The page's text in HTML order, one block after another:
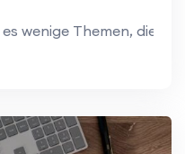
wenige Themen, die